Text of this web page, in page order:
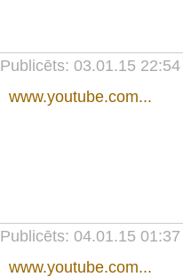
Publicēts: 03.01.15 22:54
www.youtube.com...
Publicēts: 04.01.15 01:37
www.youtube.com...